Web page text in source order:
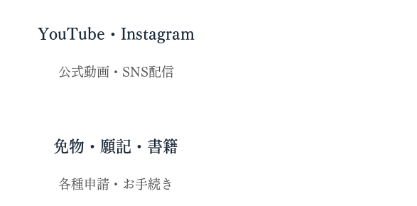
YouTube・Instagram
​公式動画・SNS配信
免物・願記・書籍
各種申請・お手続き